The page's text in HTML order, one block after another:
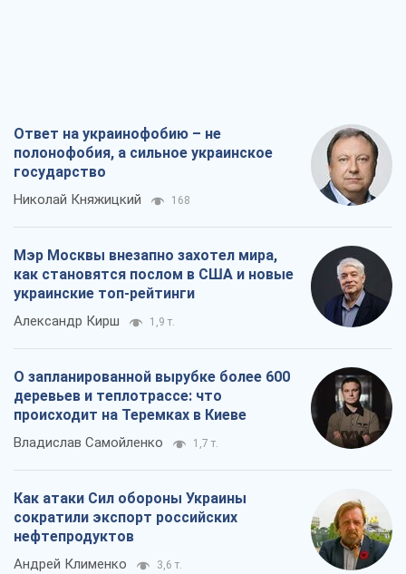
Ответ на украинофобию – не
полонофобия, а сильное украинское
государство
Николай Княжицкий 168
Мэр Москвы внезапно захотел мира,
как становятся послом в США и новые
украинские топ-рейтинги
Александр Кирш 1,9 т.
О запланированной вырубке более 600
деревьев и теплотрассе: что
происходит на Теремках в Киеве
Владислав Самойленко 1,7 т.
Как атаки Сил обороны Украины
сократили экспорт российских
нефтепродуктов
Андрей Клименко 3,6 т.